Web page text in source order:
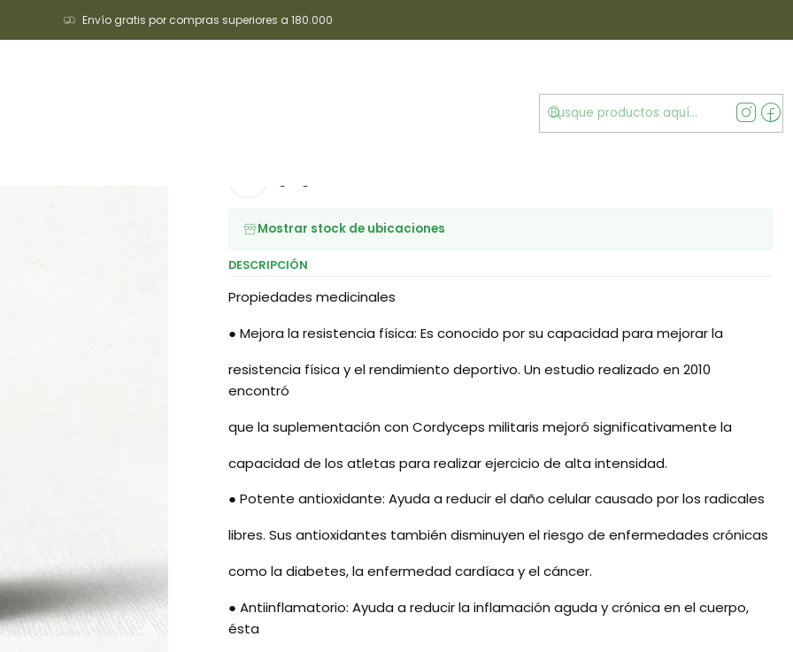
MENÚ
Envío gratis por compras superiores a 180.000
Alimentación Sana Medicinales Extracto de Cordyceps Militaris
Extracto de Cordyceps Militaris
Mostrar stock de ubicaciones
DESCRIPCIÓN
Propiedades medicinales
● Mejora la resistencia física: Es conocido por su capacidad para mejorar la
resistencia física y el rendimiento deportivo. Un estudio realizado en 2010
encontró
que la suplementación con Cordyceps militaris mejoró significativamente la
capacidad de los atletas para realizar ejercicio de alta intensidad.
● Potente antioxidante: Ayuda a reducir el daño celular causado por los radicales
libres. Sus antioxidantes también disminuyen el riesgo de enfermedades crónicas
como la diabetes, la enfermedad cardíaca y el cáncer.
● Antiinflamatorio: Ayuda a reducir la inflamación aguda y crónica en el cuerpo,
ésta